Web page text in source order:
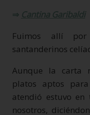
⇒ Cantina Garibaldi
Fuimos allí por
santanderinos
Aunque la carta
platos aptos
atendió estuvo en
nosotros,